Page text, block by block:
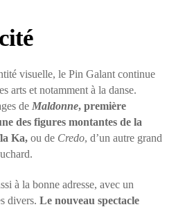
visuelle, le Pin Galant continue
arts et notamment à la danse.
de Maldonne, première
des figures montantes de la
Ka, ou de Credo, d’un autre grand
à la bonne adresse, avec un
divers. Le nouveau spectacle